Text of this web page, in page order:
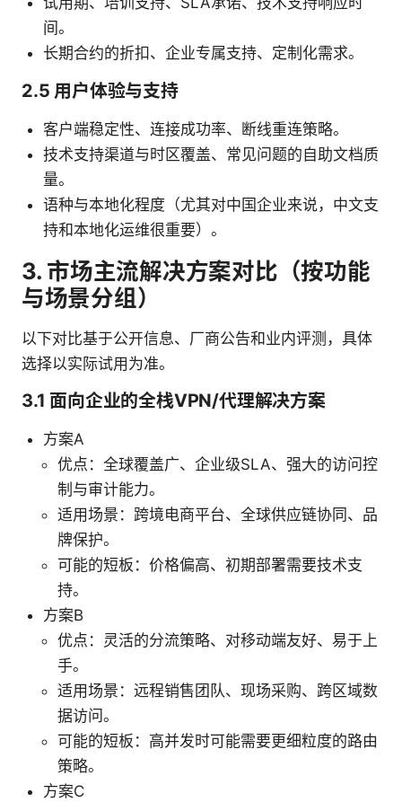
间。
长期合约的折扣、企业专属支持、定制化需求。
2.5 用户体验与支持
客户端稳定性、连接成功率、断线重连策略。
技术支持渠道与时区覆盖、常见问题的自助文档质
量。
语种与本地化程度（尤其对中国企业来说，中文支
持和本地化运维很重要）。
3. 市场主流解决方案对比（按功能
与场景分组）
以下对比基于公开信息、厂商公告和业内评测，具体
选择以实际试用为准。
3.1 面向企业的全栈VPN/代理解决方案
方案A
优点：全球覆盖广、企业级SLA、强大的访问控
制与审计能力。
适用场景：跨境电商平台、全球供应链协同、品
牌保护。
可能的短板：价格偏高、初期部署需要技术支
持。
方案B
优点：灵活的分流策略、对移动端友好、易于上
手。
适用场景：远程销售团队、现场采购、跨区域数
据访问。
可能的短板：高并发时可能需要更细粒度的路由
策略。
方案C